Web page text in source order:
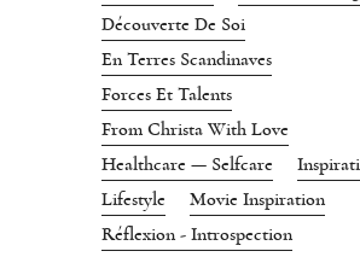
Découverte De Soi
En Terres Scandinaves
Forces Et Talents
From Christa With Love
Healthcare — Selfcare
Lifestyle
Movie Inspiration
Réflexion - Introspection